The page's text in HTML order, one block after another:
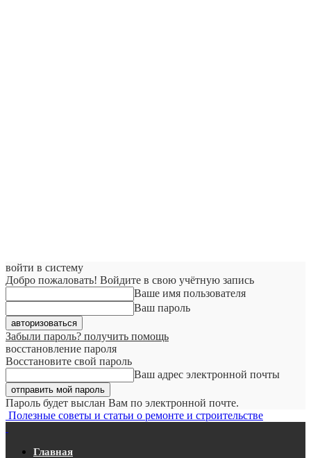
войти в систему
Добро пожаловать! Войдите в свою учётную запись
Ваше имя пользователя
Ваш пароль
Забыли пароль? получить помощь
восстановление пароля
Восстановите свой пароль
Ваш адрес электронной почты
Пароль будет выслан Вам по электронной почте.
Полезные советы и статьи о ремонте и строительстве
Главная